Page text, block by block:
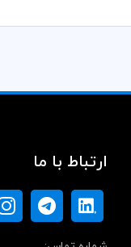
ارتباط با ما